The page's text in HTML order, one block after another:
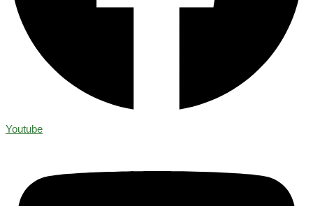
Youtube